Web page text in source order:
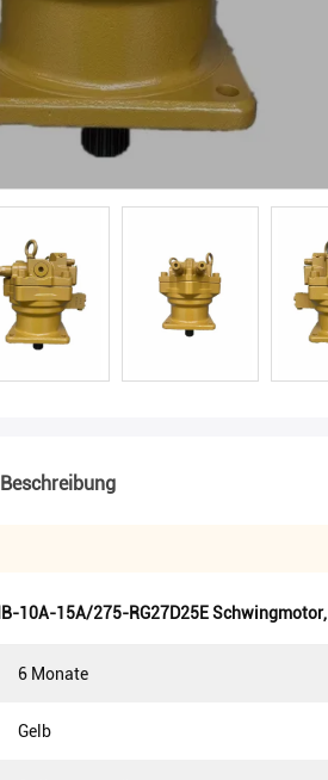
Beschreibung
10A-15A/275-RG27D25E Schwingmotor,
6 Monate
Gelb